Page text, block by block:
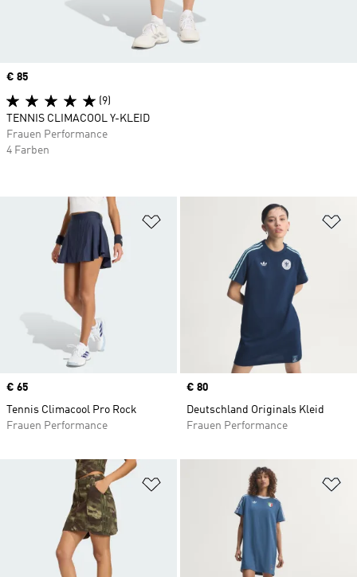
Zur Wunschliste hinzufügen
Price
€ 65
Tennis Climacool Pro Rock
Frauen Performance
Price
€ 80
Deutschland Originals Kleid
Frauen Performance
Zur Wunschliste hinzufügen
Price
€ 85
(9)
TENNIS CLIMACOOL Y-KLEID
Frauen Performance
4 Farben